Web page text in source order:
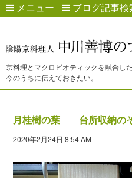
メニュー ブログ記事検
京料理とマクロビオティックを融合し
今のうちに伝えておきたい。
月桂樹の葉 台所収納の
2020年2月24日 8:54 AM